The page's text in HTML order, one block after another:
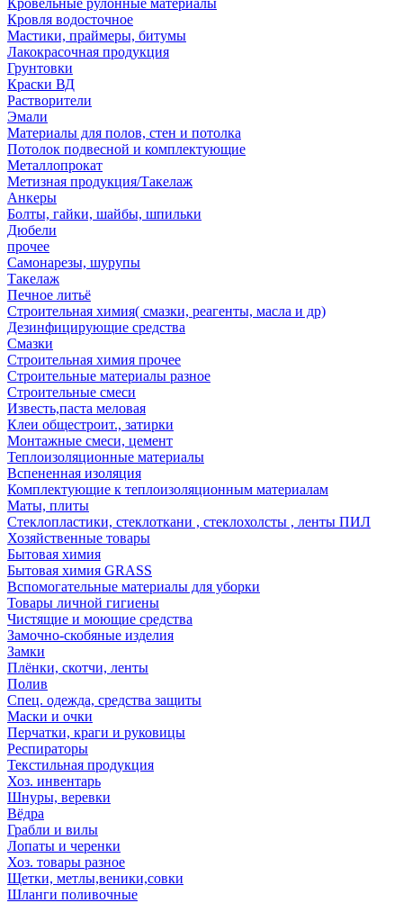
Кровельные рулонные материалы
Кровля водосточное
Мастики, праймеры, битумы
Лакокрасочная продукция
Грунтовки
Краски ВД
Растворители
Эмали
Материалы для полов, стен и потолка
Потолок подвесной и комплектующие
Металлопрокат
Метизная продукция/Такелаж
Анкеры
Болты, гайки, шайбы, шпильки
Дюбели
прочее
Самонарезы, шурупы
Такелаж
Печное литьё
Строительная химия( смазки, реагенты, масла и др)
Дезинфицирующие средства
Смазки
Строительная химия прочее
Строительные материалы разное
Строительные смеси
Известь,паста меловая
Клеи общестроит., затирки
Монтажные смеси, цемент
Теплоизоляционные материалы
Вспененная изоляция
Комплектующие к теплоизоляционным материалам
Маты, плиты
Стеклопластики, стеклоткани , стеклохолсты , ленты ПИЛ
Хозяйственные товары
Бытовая химия
Бытовая химия GRASS
Вспомогательные материалы для уборки
Товары личной гигиены
Чистящие и моющие средства
Замочно-скобяные изделия
Замки
Плёнки, скотчи, ленты
Полив
Спец. одежда, средства защиты
Маски и очки
Перчатки, краги и руковицы
Респираторы
Текстильная продукция
Хоз. инвентарь
Шнуры, веревки
Вёдра
Грабли и вилы
Лопаты и черенки
Хоз. товары разное
Щетки, метлы,веники,совки
Шланги поливочные